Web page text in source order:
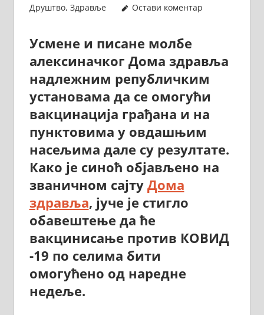
Друштво, Здравље Остави коментар
Усмене и писане молбе
алексиначког Дома здравља
надлежним републичким
установама да се омогући
вакцинација грађана и на
пунктовима у овдашњим
насељима дале су резултате.
Како је синоћ објављено на
званичном сајту Дома
здравља, јуче је стигло
обавештење да ће
вакцинисање против КОВИД
-19 по селима бити
омогућено од наредне
недеље.